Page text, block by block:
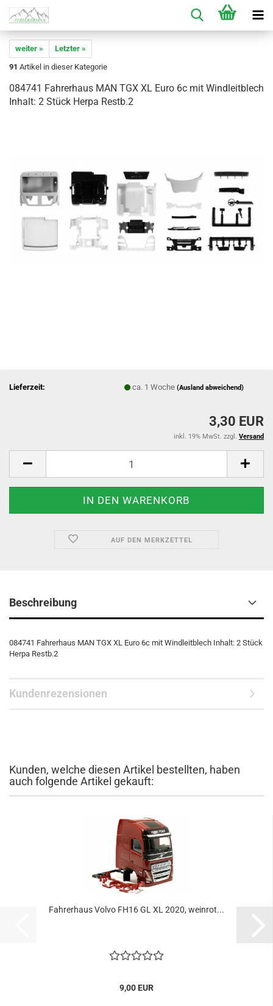
weiter »
Letzter »
91 Artikel in dieser Kategorie
084741 Fahrerhaus MAN TGX XL Euro 6c mit Windleitblech
Inhalt: 2 Stück Herpa Restb.2
Lieferzeit: ca. 1 Woche(Ausland abweichend)
3,30 EUR
inkl. 19% MwSt. zzgl. Versand
AUF DEN MERKZETTEL
Beschreibung
084741 Fahrerhaus MAN TGX XL Euro 6c mit Windleitblech Inhalt: 2 Stück
Herpa Restb.2
Kundenrezensionen
Kunden, welche diesen Artikel bestellten, haben
auch folgende Artikel gekauft:
Fahrerhaus Volvo FH16 GL XL 2020, weinrot...
9,00 EUR